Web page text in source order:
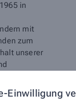
Einwilligung
in
mit
zum
unserer